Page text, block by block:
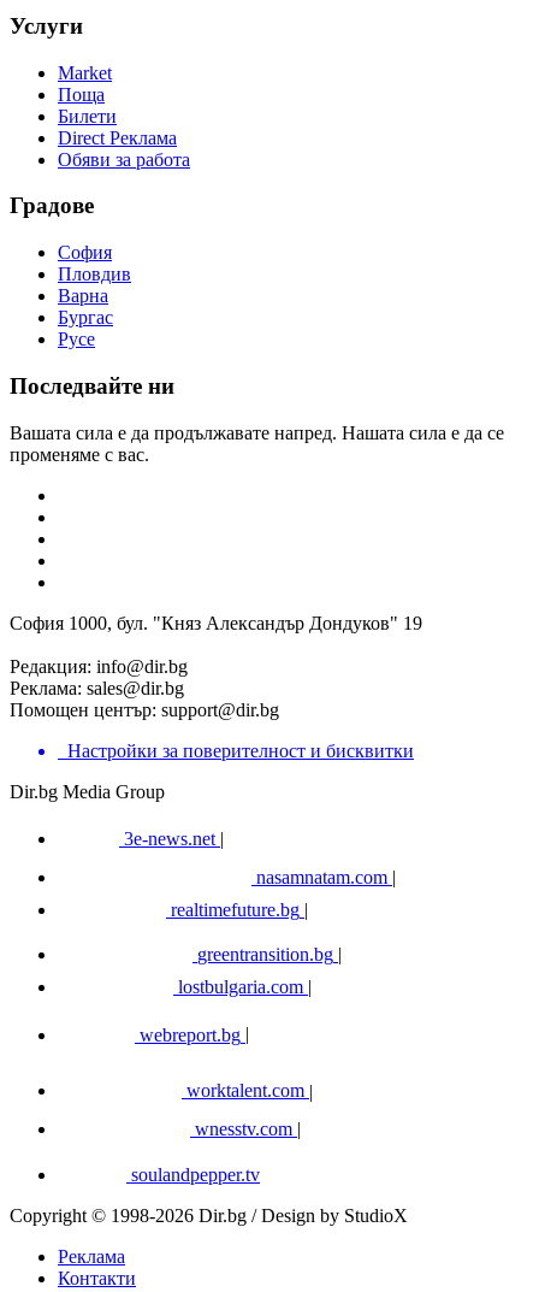
Услуги
Market
Поща
Билети
Direct Реклама
Обяви за работа
Градове
София
Пловдив
Варна
Бургас
Русе
Последвайте ни
Вашата сила е да продължавате напред. Нашата сила е да се
променяме с вас.
София 1000, бул. "Княз Александър Дондуков" 19
Редакция: info@dir.bg
Реклама: sales@dir.bg
Помощен център: support@dir.bg
Настройки за поверителност и бисквитки
Dir.bg Media Group
3e-news.net |
nasamnatam.com |
realtimefuture.bg |
greentransition.bg |
lostbulgaria.com |
webreport.bg
worktalent.com |
wnesstv.com |
soulandpepper.tv
Copyright © 1998-2026 Dir.bg / Design by StudioX
Реклама
Контакти